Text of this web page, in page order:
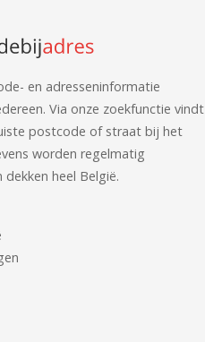
en adresseninformatie
Via onze zoekfunctie vindt
postcode of straat bij het
worden regelmatig
dekken heel België.